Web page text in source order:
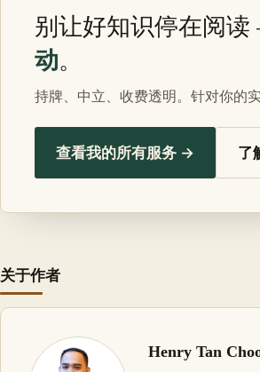
别让好知识停在阅
动。
持牌、中立、收费透明。针对你的
查看我的所有服务 → 了
关于作者
Henry Tan